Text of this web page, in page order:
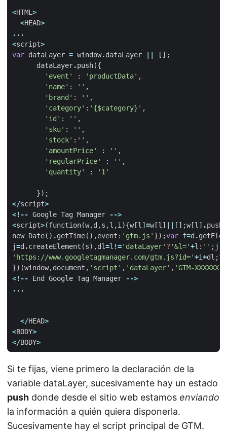
<HTML >
<HEAD>
...
<script>
var dataLayer = window.dataLayer
[];
dataLayer.push({
'event'
: 'productData' ,
'name' : '' ,
'brand' : '' ,
'category' : '{$category}' ,
'id' : '' ,
'sku' : '' ,
'stock' : '' ,
'amountPrice'
: '' ,
'regularPrice'
: '' ,
'quantity'
: '1'
});
</script>
<!-- Google Tag Manager
-->
<script>(function(w,d ,s ,l ,i ){w[l ] =w[l ] [];w[l ] .push
new Date() .getTime(),event : 'gtm.js' });var f=d .
j=d .createElement (s),dl=l !='dataLayer' ? '&l='+l : '' ; j
'https://www.googletagmanager.com/gtm.js?id='+i+dl ;f
})(window,document , 'script' , 'dataLayer' , 'GTM-XXXXXX'
<!--
End Google Tag Manager
-->
...
</HEAD>
<BODY>
</BODY>
Si te fijas, viene primero la declaración de la
variable dataLayer, sucesivamente hay un estado
push donde desde el sitio web estamos enviando
la información a quién quiera disponerla.
Sucesivamente hay el script principal de GTM.